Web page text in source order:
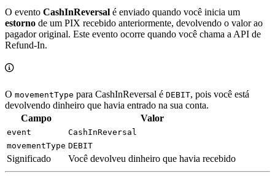
O evento CashInReversal é enviado quando você inicia um
estorno de um PIX recebido anteriormente, devolvendo o valor ao
pagador original. Este evento ocorre quando você chama a API de
Refund-In.
O movementType para CashInReversal é DEBIT, pois você está
devolvendo dinheiro que havia entrado na sua conta.
Campo
Valor
event
CashInReversal
movementType DEBIT
Significado Você devolveu dinheiro que havia recebido